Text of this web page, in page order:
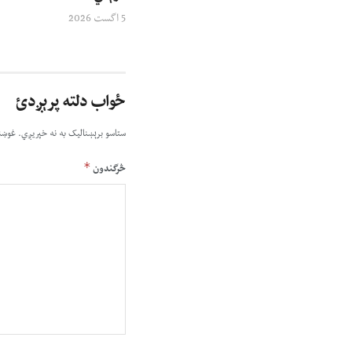
5 اگست 2026
ځواب دلته پرېږدئ
ستاسو برېښناليک به نه خپريږي.
څرگندون*